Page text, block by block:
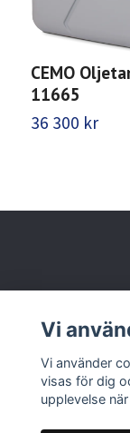
CEMO
11665
36 300 kr
Läs mer
Vi
Vi använder
visas för dig
upplevelse